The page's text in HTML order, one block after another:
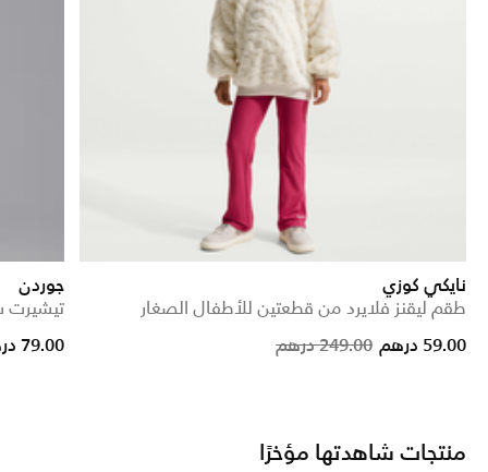
نايكي كوزي
طقم ليقنز فلايرد من قطعتين للأطفال الصغار
Price reduced from
249.00 درهمto 59.00 درهم
جوردن
تيشيرت
reduced from
to79.00 درهم
منتجات شاهدتها مؤخرًا